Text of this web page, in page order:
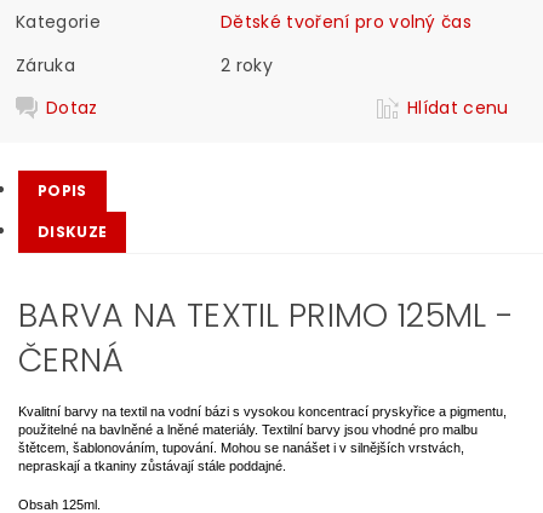
Kategorie
Dětské tvoření pro volný čas
Záruka
2 roky
Dotaz
Hlídat cenu
POPIS
DISKUZE
BARVA NA TEXTIL PRIMO 125ML -
ČERNÁ
Kvalitní barvy na textil na vodní bázi s vysokou koncentrací pryskyřice a pigmentu,
použitelné na bavlněné a lněné materiály. Textilní barvy jsou vhodné pro malbu
štětcem, šablonováním, tupování. Mohou se nanášet i v silnějších vrstvách,
nepraskají a tkaniny zůstávají stále poddajné.
Obsah 125ml.